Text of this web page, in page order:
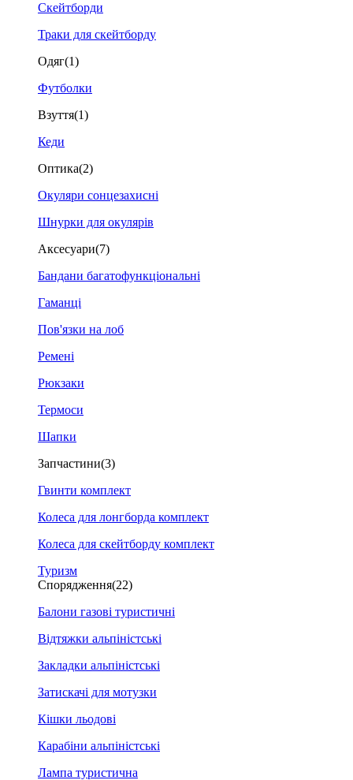
Скейтборди
Траки для скейтборду
Одяг(1)
Футболки
Взуття(1)
Кеди
Оптика(2)
Окуляри сонцезахисні
Шнурки для окулярів
Аксесуари(7)
Бандани багатофункціональні
Гаманці
Пов'язки на лоб
Ремені
Рюкзаки
Термоси
Шапки
Запчастини(3)
Гвинти комплект
Колеса для лонгборда комплект
Колеса для скейтборду комплект
Туризм
Спорядження(22)
Балони газові туристичні
Відтяжки альпіністські
Закладки альпіністські
Затискачі для мотузки
Кішки льодові
Карабіни альпіністські
Лампа туристична